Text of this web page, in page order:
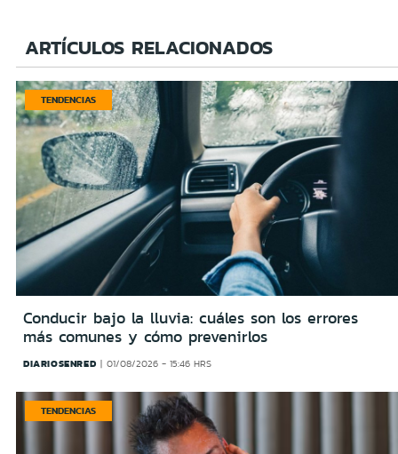
ARTÍCULOS RELACIONADOS
TENDENCIAS
Conducir bajo la lluvia: cuáles son los errores
más comunes y cómo prevenirlos
DIARIOSENRED 01/08/2026 - 15:46 HRS
TENDENCIAS